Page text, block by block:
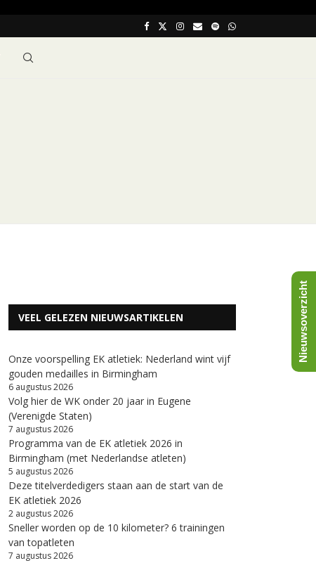
VEEL GELEZEN NIEUWSARTIKELEN
Onze voorspelling EK atletiek: Nederland wint vijf
gouden medailles in Birmingham
6 augustus 2026
Volg hier de WK onder 20 jaar in Eugene
(Verenigde Staten)
7 augustus 2026
Programma van de EK atletiek 2026 in
Birmingham (met Nederlandse atleten)
5 augustus 2026
Deze titelverdedigers staan aan de start van de
EK atletiek 2026
2 augustus 2026
Sneller worden op de 10 kilometer? 6 trainingen
van topatleten
7 augustus 2026
Nieuwsoverzicht